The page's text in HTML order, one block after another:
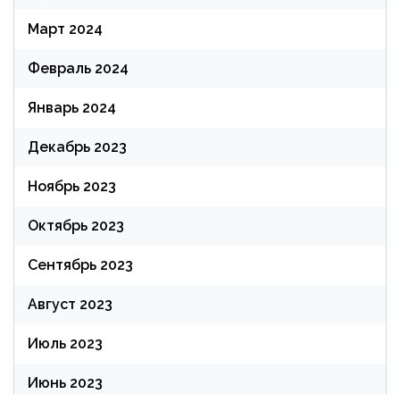
Март 2024
Февраль 2024
Январь 2024
Декабрь 2023
Ноябрь 2023
Октябрь 2023
Сентябрь 2023
Август 2023
Июль 2023
Июнь 2023